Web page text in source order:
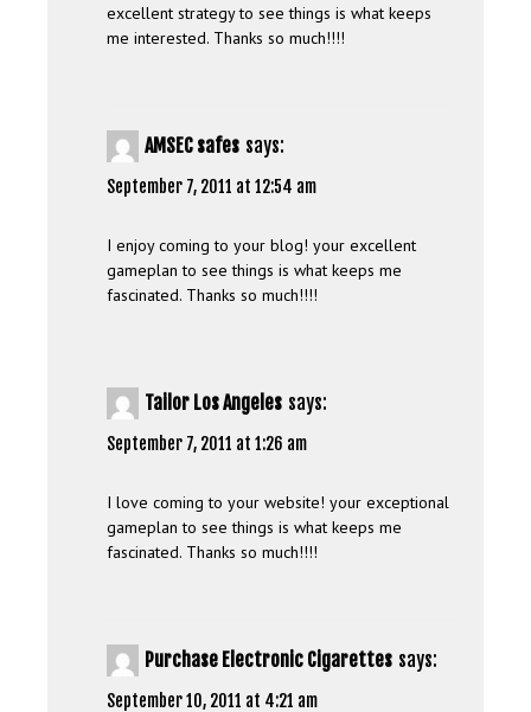
excellent strategy to see things is what keeps
me interested. Thanks so much!!!!
AMSEC safes says:
September 7, 2011 at 12:54 am
I enjoy coming to your blog! your excellent
gameplan to see things is what keeps me
fascinated. Thanks so much!!!!
Tailor Los Angeles says:
September 7, 2011 at 1:26 am
I love coming to your website! your exceptional
gameplan to see things is what keeps me
fascinated. Thanks so much!!!!
Purchase Electronic Cigarettes says:
September 10, 2011 at 4:21 am